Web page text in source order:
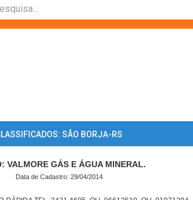
SÃO BORJA-RS
VALMORE GÁS E ÁGUA MINERAL.
Data de Cadastro: 29/04/2014